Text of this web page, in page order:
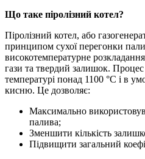
Що таке піролізний котел?
Піролізний котел, або
принципом сухої перегонки
високотемпературне
гази та твердий залишок. Процес
температурі понад 1100 °С і в
кисню. Це дозволяє:
Максимально
палива;
Зменшити кількість
Підвищити загальний